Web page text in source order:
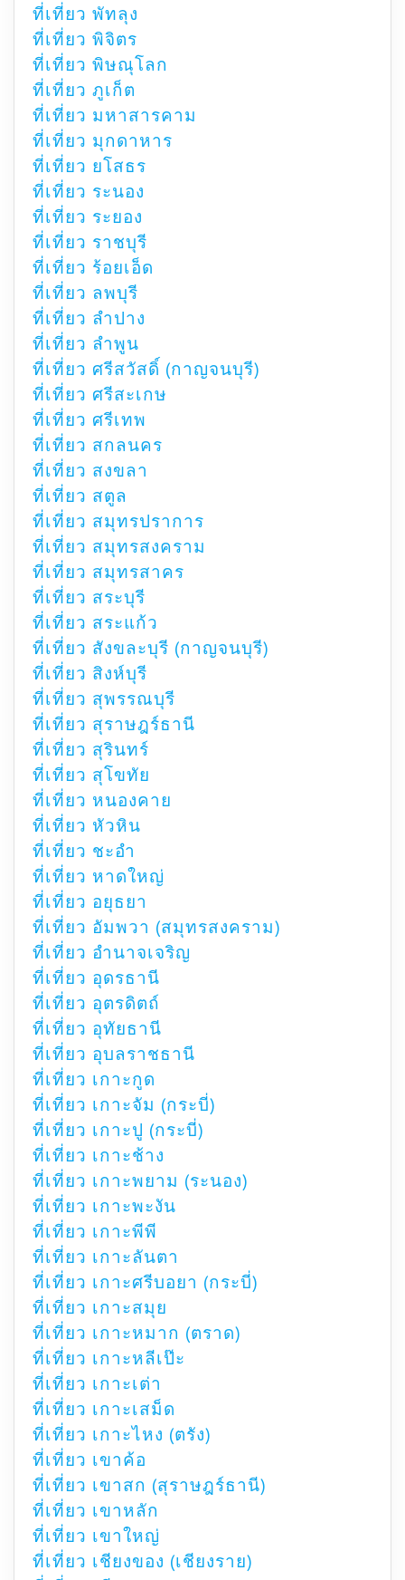
ที่เที่ยว พัทลุง
ที่เที่ยว พิจิตร
ที่เที่ยว พิษณุโลก
ที่เที่ยว ภูเก็ต
ที่เที่ยว มหาสารคาม
ที่เที่ยว มุกดาหาร
ที่เที่ยว ยโสธร
ที่เที่ยว ระนอง
ที่เที่ยว ระยอง
ที่เที่ยว ราชบุรี
ที่เที่ยว ร้อยเอ็ด
ที่เที่ยว ลพบุรี
ที่เที่ยว ลำปาง
ที่เที่ยว ลำพูน
ที่เที่ยว ศรีสวัสดิ์ (กาญจนบุรี)
ที่เที่ยว ศรีสะเกษ
ที่เที่ยว ศรีเทพ
ที่เที่ยว สกลนคร
ที่เที่ยว สงขลา
ที่เที่ยว สตูล
ที่เที่ยว สมุทรปราการ
ที่เที่ยว สมุทรสงคราม
ที่เที่ยว สมุทรสาคร
ที่เที่ยว สระบุรี
ที่เที่ยว สระแก้ว
ที่เที่ยว สังขละบุรี (กาญจนบุรี)
ที่เที่ยว สิงห์บุรี
ที่เที่ยว สุพรรณบุรี
ที่เที่ยว สุราษฎร์ธานี
ที่เที่ยว สุรินทร์
ที่เที่ยว สุโขทัย
ที่เที่ยว หนองคาย
ที่เที่ยว หัวหิน
ที่เที่ยว ชะอำ
ที่เที่ยว หาดใหญ่
ที่เที่ยว อยุธยา
ที่เที่ยว อัมพวา (สมุทรสงคราม)
ที่เที่ยว อำนาจเจริญ
ที่เที่ยว อุดรธานี
ที่เที่ยว อุตรดิตถ์
ที่เที่ยว อุทัยธานี
ที่เที่ยว อุบลราชธานี
ที่เที่ยว เกาะกูด
ที่เที่ยว เกาะจัม (กระบี่)
ที่เที่ยว เกาะปู (กระบี่)
ที่เที่ยว เกาะช้าง
ที่เที่ยว เกาะพยาม (ระนอง)
ที่เที่ยว เกาะพะงัน
ที่เที่ยว เกาะพีพี
ที่เที่ยว เกาะลันตา
ที่เที่ยว เกาะศรีบอยา (กระบี่)
ที่เที่ยว เกาะสมุย
ที่เที่ยว เกาะหมาก (ตราด)
ที่เที่ยว เกาะหลีเป๊ะ
ที่เที่ยว เกาะเต่า
ที่เที่ยว เกาะเสม็ด
ที่เที่ยว เกาะไหง (ตรัง)
ที่เที่ยว เขาค้อ
ที่เที่ยว เขาสก (สุราษฎร์ธานี)
ที่เที่ยว เขาหลัก
ที่เที่ยว เขาใหญ่
ที่เที่ยว เชียงของ (เชียงราย)